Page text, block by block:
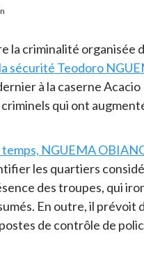
la criminalité organisée
la sécurité Teodoro
à la caserne
qui ont
NGUEMA
les quartiers
des troupes, qui
En outre, il prévoit
de contrôle de